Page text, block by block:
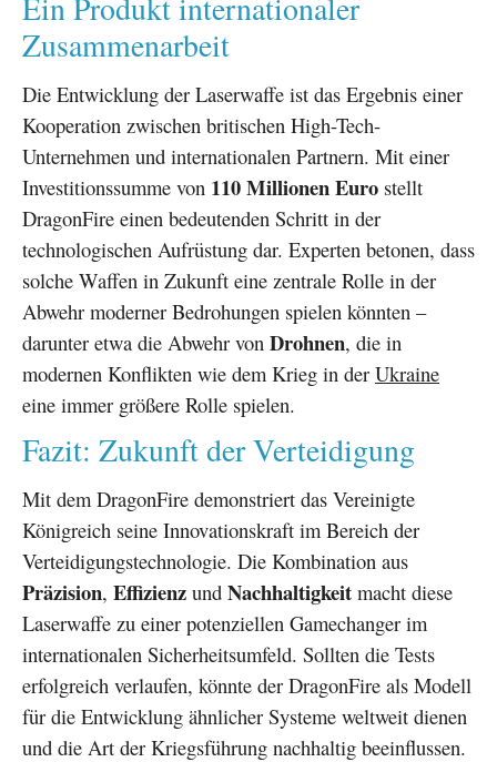
Ein Produkt internationaler
Zusammenarbeit
Die Entwicklung der Laserwaffe ist das Ergebnis einer
Kooperation zwischen britischen High-Tech-
Unternehmen und internationalen Partnern. Mit einer
Investitionssumme von 110 Millionen Euro stellt
DragonFire einen bedeutenden Schritt in der
technologischen Aufrüstung dar. Experten betonen, dass
solche Waffen in Zukunft eine zentrale Rolle in der
Abwehr moderner Bedrohungen spielen könnten –
darunter etwa die Abwehr von Drohnen, die in
modernen Konflikten wie dem Krieg in der Ukraine
eine immer größere Rolle spielen.
Fazit: Zukunft der Verteidigung
Mit dem DragonFire demonstriert das Vereinigte
Königreich seine Innovationskraft im Bereich der
Verteidigungstechnologie. Die Kombination aus
Präzision, Effizienz und Nachhaltigkeit macht diese
Laserwaffe zu einer potenziellen Gamechanger im
internationalen Sicherheitsumfeld. Sollten die Tests
erfolgreich verlaufen, könnte der DragonFire als Modell
für die Entwicklung ähnlicher Systeme weltweit dienen
und die Art der Kriegsführung nachhaltig beeinflussen.